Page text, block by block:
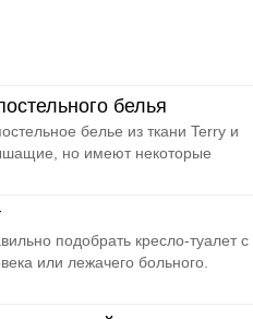
белья
белье из ткани Terry и
но имеют некоторые
подобрать кресло-туалет с
или лежачего больного.